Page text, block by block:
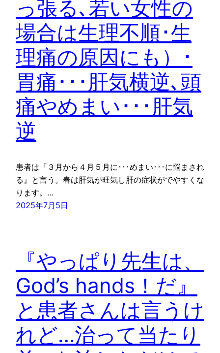
っ張る､若い女性の
場合は生理不順･生
理痛の原因にも）･
胃痛･･･肝気横逆､頭
痛やめまい･･･肝気
逆
患者は『３月から４月５月に･･･めまい･･･に悩まされ
る』と言う。春は肝気が旺気し肝の症状がでやすくな
ります。…
2025年7月5日
『やっぱり先生は、
God’s hands！だ』
と患者さんは言うけ
れど…治って当たり